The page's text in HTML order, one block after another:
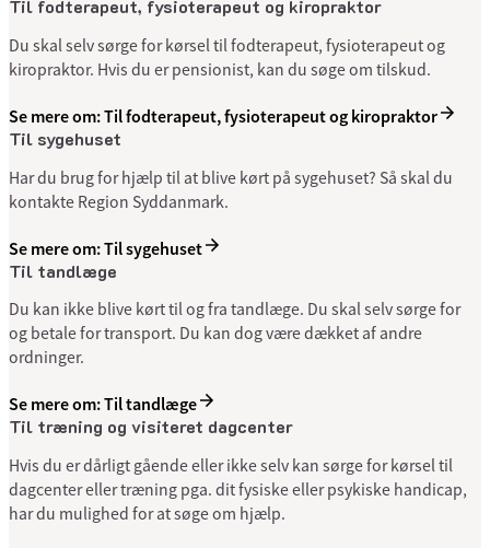
Til fod­tera­peut, fysio­tera­peut og kiro­prak­tor
Du skal selv sørge for kørsel til fodterapeut, fysioterapeut og
kiropraktor. Hvis du er pensionist, kan du søge om tilskud.
Se mere om: Til fod­tera­peut, fysio­tera­peut og kiro­prak­tor
Til syge­huset
Har du brug for hjælp til at blive kørt på sygehuset? Så skal du
kontakte Region Syddanmark.
Se mere om: Til syge­huset
Til tand­læge
Du kan ikke blive kørt til og fra tandlæge. Du skal selv sørge for
og betale for transport. Du kan dog være dækket af andre
ordninger.
Se mere om: Til tand­læge
Til træning og visiteret dagcenter
Hvis du er dårligt gående eller ikke selv kan sørge for kørsel til
dagcenter eller træning pga. dit fysiske eller psykiske handicap,
har du mulighed for at søge om hjælp.